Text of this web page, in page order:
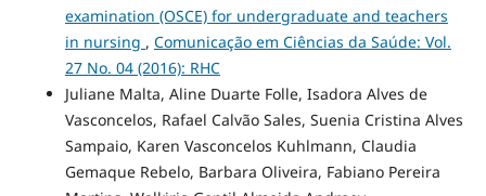
examination (OSCE) for undergraduate and teachers
in nursing , Comunicação em Ciências da Saúde: Vol.
27 No. 04 (2016): RHC
Juliane Malta, Aline Duarte Folle, Isadora Alves de
Vasconcelos, Rafael Calvão Sales, Suenia Cristina Alves
Sampaio, Karen Vasconcelos Kuhlmann, Claudia
Gemaque Rebelo, Barbara Oliveira, Fabiano Pereira